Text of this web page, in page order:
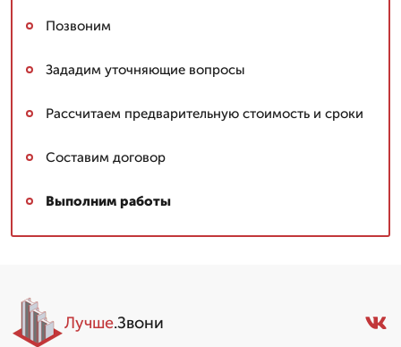
Позвоним
Зададим уточняющие вопросы
Рассчитаем предварительную стоимость и сроки
Составим договор
Выполним работы
Лучше.Звони